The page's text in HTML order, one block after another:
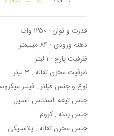
قدرت و توان : ۱۲۵۰ وات
دهنه ورودی : ۸۴ میلیمتر
ظرفیت پارچ : ۱ لیتر
ظرفیت مخزن تفاله : ۳ لیتر
نوع و جنس فیلتر : فیلتر
جنس تیغه: استنلس استیل
جنس بدنه : کروم
جنس مخزن تفاله : پلاستیکی